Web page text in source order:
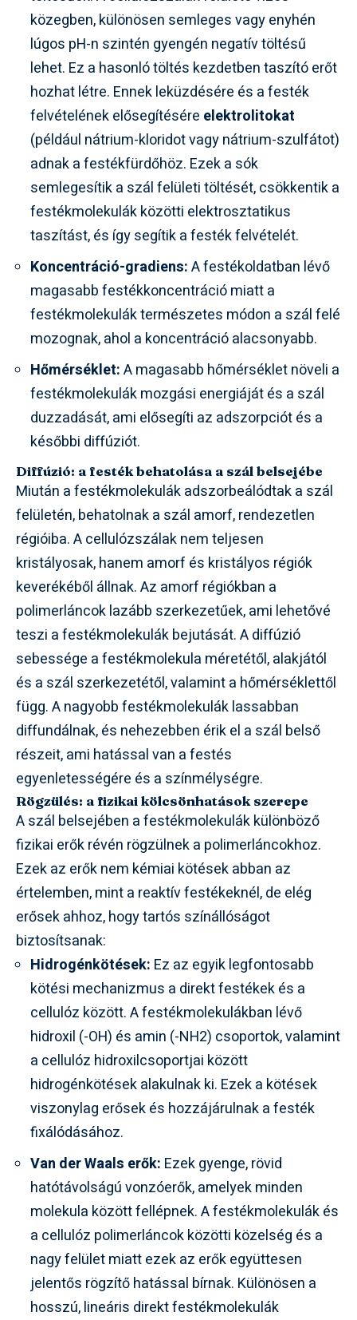
közegben, különösen semleges vagy enyhén
lúgos pH-n szintén gyengén negatív töltésű
lehet. Ez a hasonló töltés kezdetben taszító erőt
hozhat létre. Ennek leküzdésére és a festék
felvételének elősegítésére elektrolitokat
(például nátrium-kloridot vagy nátrium-szulfátot)
adnak a festékfürdőhöz. Ezek a sók
semlegesítik a szál felületi töltését, csökkentik a
festékmolekulák közötti elektrosztatikus
taszítást, és így segítik a festék felvételét.
Koncentráció-gradiens:A festékoldatban lévő
magasabb festékkoncentráció miatt a
festékmolekulák természetes módon a szál felé
mozognak, ahol a koncentráció alacsonyabb.
Hőmérséklet:A magasabb hőmérséklet növeli a
festékmolekulák mozgási energiáját és a szál
duzzadását, ami elősegíti az adszorpciót és a
későbbi diffúziót.
Diffúzió: a festék behatolása a szál belsejébe
Miután a festékmolekulák adszorbeálódtak a szál
felületén, behatolnak a szál amorf, rendezetlen
régióiba. A cellulózszálak nem teljesen
kristályosak, hanem amorf és kristályos régiók
keverékéből állnak. Az amorf régiókban a
polimerláncok lazább szerkezetűek, ami lehetővé
teszi a festékmolekulák bejutását. A diffúzió
sebessége a festékmolekula méretétől, alakjától
és a szál szerkezetétől, valamint a hőmérséklettől
függ. A nagyobb festékmolekulák lassabban
diffundálnak, és nehezebben érik el a szál belső
részeit, ami hatással van a festés
egyenletességére és a színmélységre.
Rögzülés: a fizikai kölcsönhatások szerepe
A szál belsejében a festékmolekulák különböző
fizikai erők révén rögzülnek a polimerláncokhoz.
Ezek az erők nem kémiai kötések abban az
értelemben, mint a reaktív festékeknél, de elég
erősek ahhoz, hogy tartós színállóságot
biztosítsanak:
Hidrogénkötések: Ez az egyik legfontosabb
kötési mechanizmus a direkt festékek és a
cellulóz között. A festékmolekulákban lévő
hidroxil (-OH) és amin (-NH2) csoportok, valamint
a cellulóz hidroxilcsoportjai között
hidrogénkötések alakulnak ki. Ezek a kötések
viszonylag erősek és hozzájárulnak a festék
fixálódásához.
Van der Waals erők: Ezek gyenge, rövid
hatótávolságú vonzóerők, amelyek minden
molekula között fellépnek. A festékmolekulák és
a cellulóz polimerláncok közötti közelség és a
nagy felület miatt ezek az erők együttesen
jelentős rögzítő hatással bírnak. Különösen a
hosszú, lineáris direkt festékmolekulák